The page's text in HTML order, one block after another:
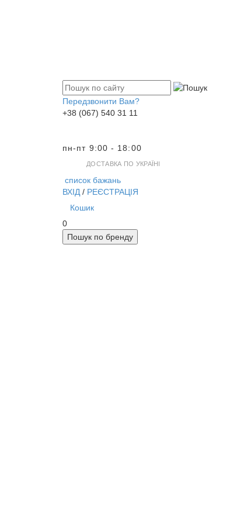
Передзвонити Вам?
+38 (067) 540 31 11
пн-пт 9:00 - 18:00
ДОСТАВКА ПО УКРАЇНІ
список бажань
ВХІД / РЕЄСТРАЦІЯ
Кошик
0
Пошук по бренду